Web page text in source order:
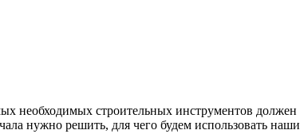
необходимых строительных инструментов
нужно решить, для чего будем использовать